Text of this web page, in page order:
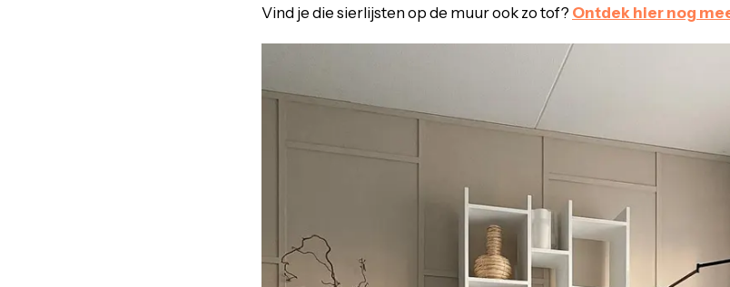
Vind je die sierlijsten op de muur ook zo tof? Ontdek hier nog